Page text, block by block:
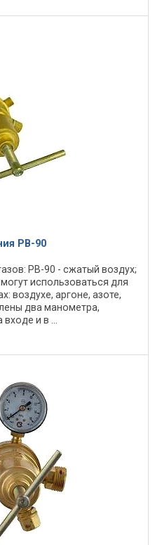
РВ-90
РВ-90 - сжатый воздух;
использоваться для
воздухе, аргоне, азоте,
два манометра,
и в ...